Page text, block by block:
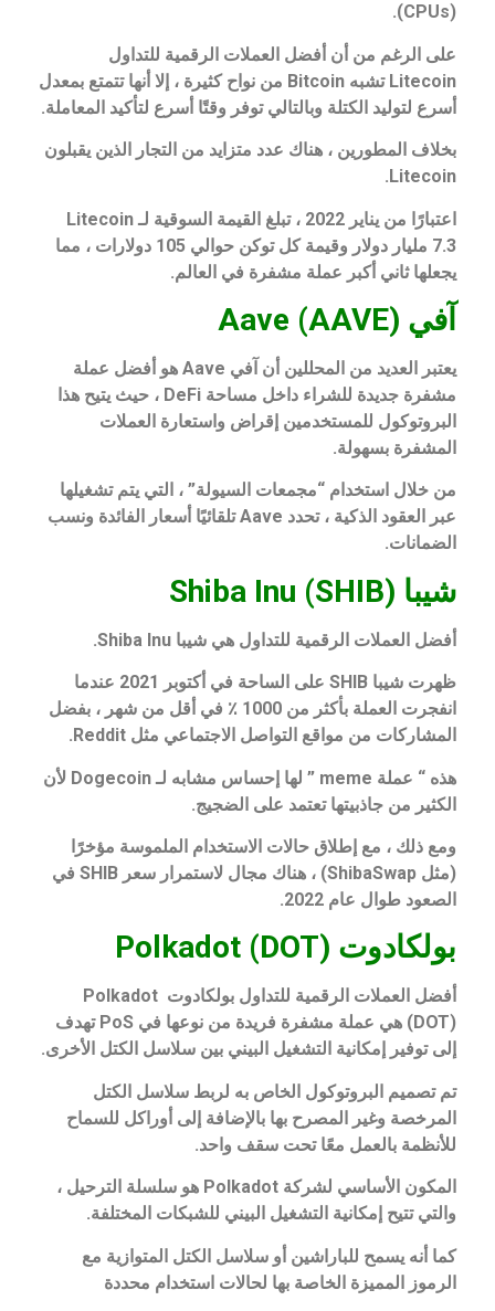
(CPUs).
على الرغم من أن أفضل العملات الرقمية للتداول
Litecoin تشبه Bitcoin من نواح كثيرة ، إلا أنها تتمتع بمعدل
أسرع لتوليد الكتلة وبالتالي توفر وقتًا أسرع لتأكيد المعاملة.
بخلاف المطورين ، هناك عدد متزايد من التجار الذين يقبلون
Litecoin.
اعتبارًا من يناير 2022 ، تبلغ القيمة السوقية لـ Litecoin
7.3 مليار دولار وقيمة كل توكن حوالي 105 دولارات ، مما
يجعلها ثاني أكبر عملة مشفرة في العالم.
آفي Aave (AAVE)
يعتبر العديد من المحللين أن آفي Aave هو أفضل عملة
مشفرة جديدة للشراء داخل مساحة DeFi ، حيث يتيح هذا
البروتوكول للمستخدمين إقراض واستعارة العملات
المشفرة بسهولة.
من خلال استخدام “مجمعات السيولة” ، التي يتم تشغيلها
عبر العقود الذكية ، تحدد Aave تلقائيًا أسعار الفائدة ونسب
الضمانات.
شيبا Shiba Inu (SHIB)
أفضل العملات الرقمية للتداول هي شيبا Shiba Inu.
ظهرت شيبا SHIB على الساحة في أكتوبر 2021 عندما
انفجرت العملة بأكثر من 1000 ٪ في أقل من شهر ، بفضل
المشاركات من مواقع التواصل الاجتماعي مثل Reddit.
هذه “ عملة meme ” لها إحساس مشابه لـ Dogecoin لأن
الكثير من جاذبيتها تعتمد على الضجيج.
ومع ذلك ، مع إطلاق حالات الاستخدام الملموسة مؤخرًا
(مثل ShibaSwap) ، هناك مجال لاستمرار سعر SHIB في
الصعود طوال عام 2022.
بولكادوت (DOT) Polkadot
أفضل العملات الرقمية للتداول بولكادوت Polkadot
(DOT) هي عملة مشفرة فريدة من نوعها في PoS تهدف
إلى توفير إمكانية التشغيل البيني بين سلاسل الكتل الأخرى.
تم تصميم البروتوكول الخاص به لربط سلاسل الكتل
المرخصة وغير المصرح بها بالإضافة إلى أوراكل للسماح
للأنظمة بالعمل معًا تحت سقف واحد.
المكون الأساسي لشركة Polkadot هو سلسلة الترحيل ،
والتي تتيح إمكانية التشغيل البيني للشبكات المختلفة.
كما أنه يسمح للباراشين أو سلاسل الكتل المتوازية مع
الرموز المميزة الخاصة بها لحالات استخدام محددة